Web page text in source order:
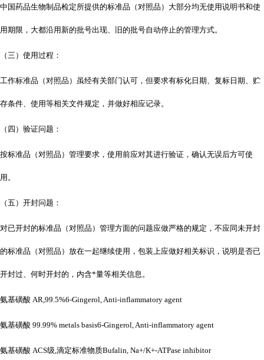
中国药品生物制品检定所提供的标准品（对照品）大部分均无使用说明书和使
用期限，大都沿用新的批号出现、旧的批号自动停止的管理方式。
（三）使用过程：
工作标准品（对照品）虽经有关部门认可，但要求有标化日期、复标日期、贮
存条件、使用等相关文件规定，并做好相应记录。
（四）验证问题：
按标准品（对照品）管理要求，使用前应对其进行验证，确认无误后方可使
用。
（五）开封问题：
对已开封的标准品（对照品）管理方面的问题应做严格的规定，不应同未开封
的标准品（对照品）放在一起继续使用，包装上应做好相关标识，说明是否已
开封过、何时开封的，内含*量等相关信息。
氨基磺酸 AR,99.5%6-Gingerol, Anti-inflammatory agent
氨基磺酸 99.99% metals basis6-Gingerol, Anti-inflammatory agent
氨基磺酸 ACS级,滴定标准物质Bufalin, Na+/K+-ATPase inhibitor